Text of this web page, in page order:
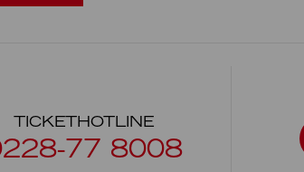
TICKETHOTLINE
77 8008